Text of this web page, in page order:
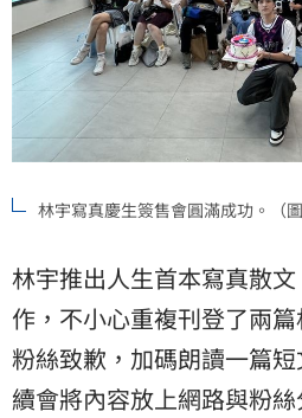
林宇寫真慶生簽售會圓滿成功。（
林宇推出人生首本寫真散
作，不小心重複刊登了兩
粉絲致歉，加碼朗讀一篇
續會將內容放上網路與粉